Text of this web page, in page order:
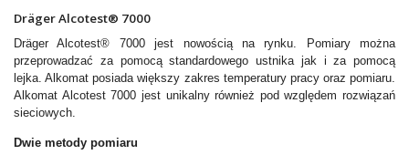
Dräger Alcotest® 7000
Dräger Alcotest® 7000 jest nowością na rynku. Pomiary można
przeprowadzać za pomocą standardowego ustnika jak i za pomocą
lejka. Alkomat posiada większy zakres temperatury pracy oraz pomiaru.
Alkomat Alcotest 7000 jest unikalny również pod względem rozwiązań
sieciowych.
Dwie metody pomiaru